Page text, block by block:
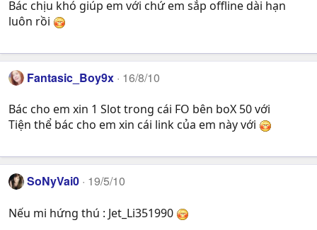
Bác chịu khó giúp em với chứ em sắp offline dài hạn
luôn rồi
Fantasic_Boy9x 16/8/10
Bác cho em xin 1 Slot trong cái FO bên boX 50 với
Tiện thể bác cho em xin cái link của em này với
SoNyVai0 19/5/10
Nếu mi hứng thú : Jet_Li351990